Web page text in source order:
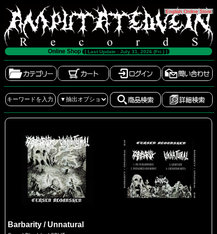
[English Online Store]
Online Shop [ Last Update : July 31, 2026 (Fri.) ]
Barbarity / Unnatural